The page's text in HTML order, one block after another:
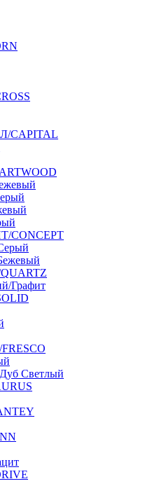
CAPITAL
CONCEPT
Графит
Светлый